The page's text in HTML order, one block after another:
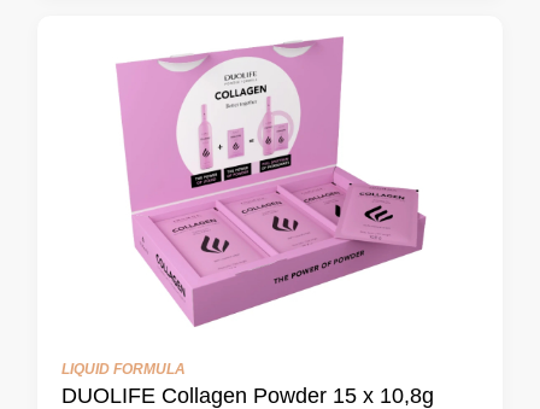
LIQUID FORMULA
DUOLIFE Collagen Powder 15 x 10,8g